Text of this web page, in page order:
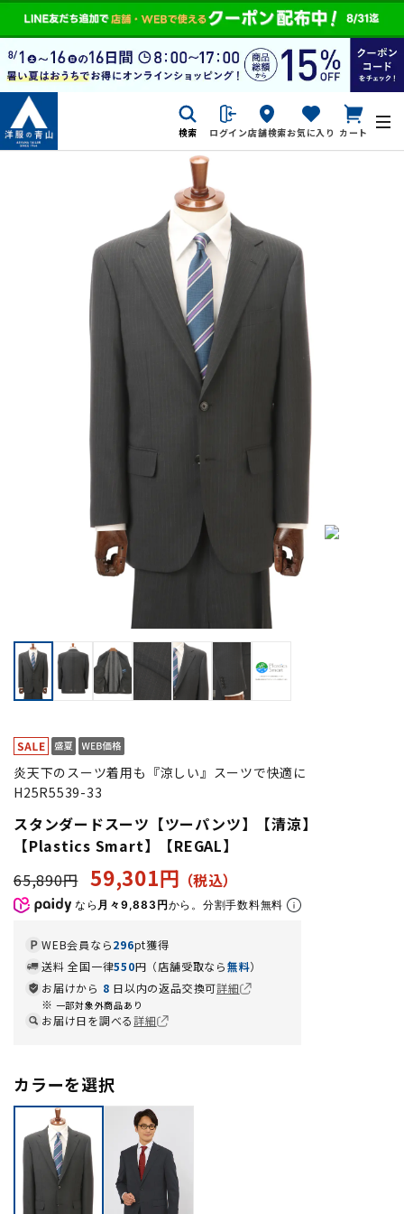
検索 ログイン店舗検索お気に入り カート
炎天下のスーツ着用も『涼しい』スーツで快適に
H25R5539-33
スタンダードスーツ【ツーパンツ】【清涼】
【Plastics Smart】【REGAL】
65,890円 59,301円
なら 月々9,883円から。分割手数料無料
WEB会員なら296pt獲得
送料 全国一律550円（店舗受取なら無料）
お届けから 8 日以内の返品交換可詳細
一部対象外商品あり
お届け日を調べる詳細
カラーを選択